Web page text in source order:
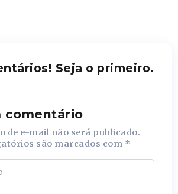
Seja o primeiro.
comentário
de e-mail não será publicado.
são marcados com *